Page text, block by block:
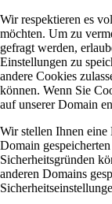
Wir respektieren es
möchten. Um zu
gefragt werden,
Einstellungen zu
andere Cookies
können. Wenn Sie
auf unserer Domain
Wir stellen Ihnen
Domain
Sicherheitsgründen
anderen Domains